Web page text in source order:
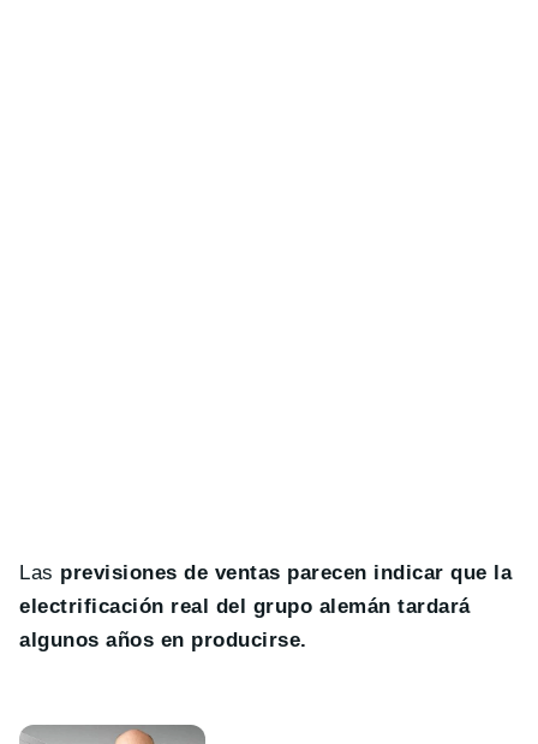
Las previsiones de ventas parecen indicar que la
electrificación real del grupo alemán tardará
algunos años en producirse.